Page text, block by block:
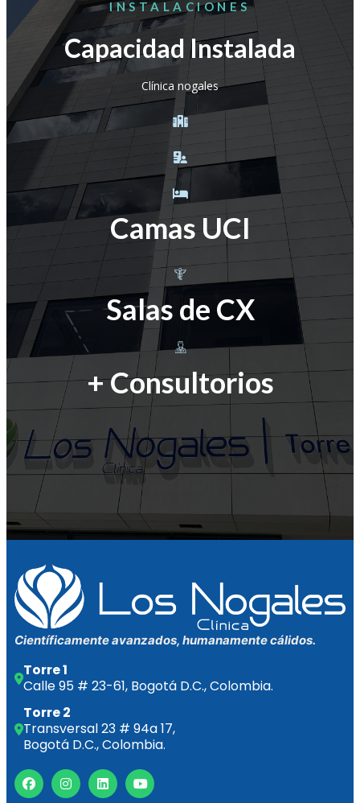
INSTALACIONES
Capacidad Instalada
Clínica nogales
Camas UCI
Salas de CX
+Consultorios
Científicamente avanzados, humanamente cálidos.
Torre 1
Calle 95 # 23-61, Bogotá D.C., Colombia.
Torre 2
Transversal 23 # 94a 17,
Bogotá D.C., Colombia.